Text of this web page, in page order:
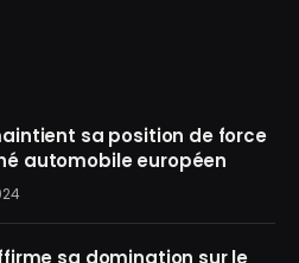
sa position de force
automobile européen
sa domination sur le